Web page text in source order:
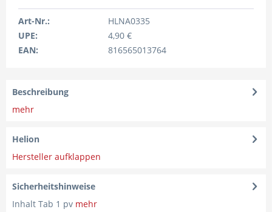
Art-Nr.:
HLNA0335
UPE:
4,90 €
EAN:
816565013764
Beschreibung
mehr
Helion
Hersteller aufklappen
Sicherheitshinweise
Inhalt Tab 1 pv mehr